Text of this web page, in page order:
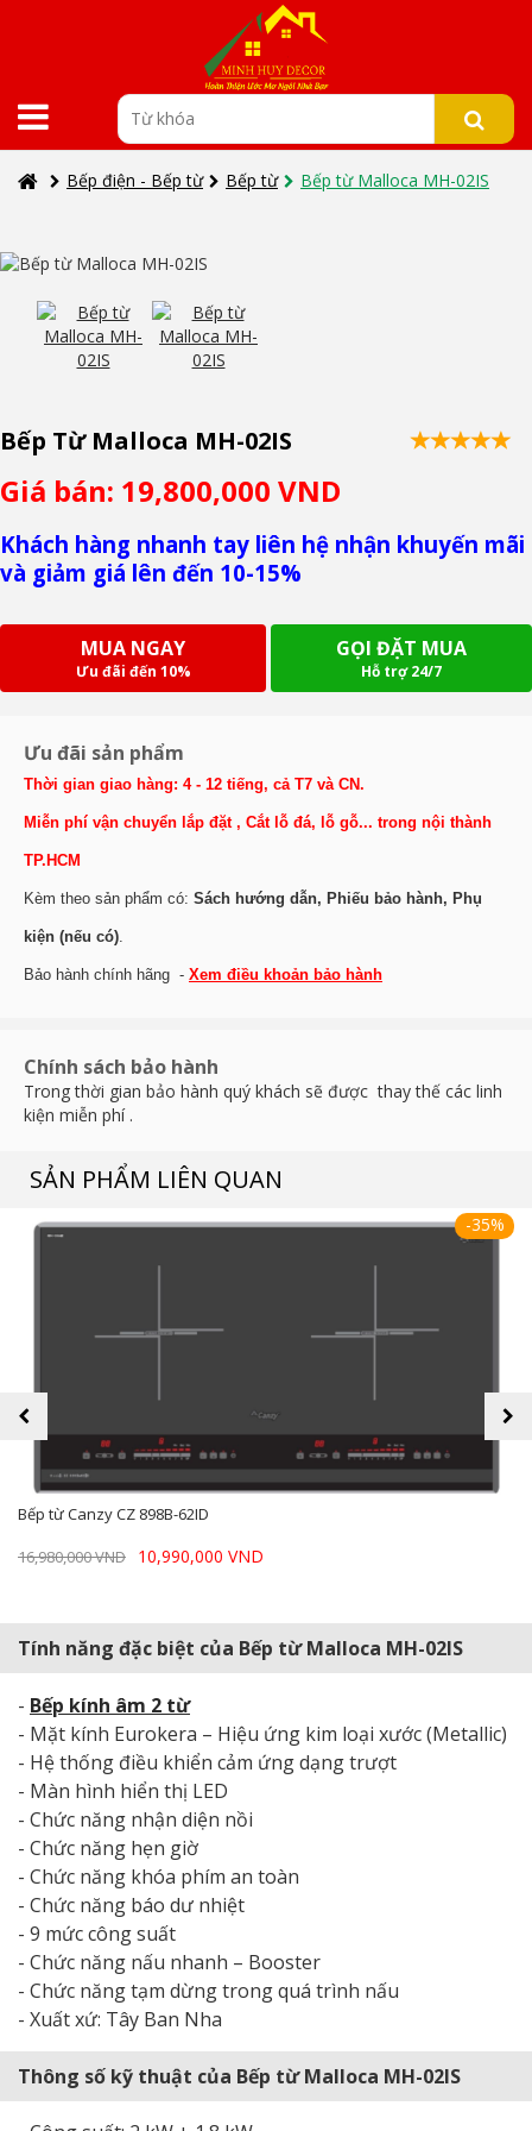
Bếp điện - Bếp từ Bếp từ Bếp từ Malloca MH-02IS
Bếp Từ Malloca MH-02IS
Giá bán: 19,800,000 VND
Khách hàng nhanh tay liên hệ nhận khuyến mãi
và giảm giá lên đến 10-15%
MUA NGAY
Ưu đãi đến 10%
GỌI ĐẶT MUA
Hỗ trợ 24/7
Ưu đãi sản phẩm
Thời gian giao hàng: 4 - 12 tiếng, cả T7 và CN.
Miễn phí vận chuyển lắp đặt , Cắt lỗ đá, lỗ gỗ... trong nội thành
TP.HCM
Kèm theo sản phẩm có: Sách hướng dẫn, Phiếu bảo hành, Phụ
kiện (nếu có).
Bảo hành chính hãng - Xem điều khoản bảo hành
Chính sách bảo hành
Trong thời gian bảo hành quý khách sẽ được thay thế các linh
kiện miễn phí .
SẢN PHẨM LIÊN QUAN
-35%
Bếp từ Canzy CZ 898B-62ID
16,980,000 VND
10,990,000 VND
prev next
Tính năng đặc biệt của Bếp từ Malloca MH-02IS
- Bếp kính âm 2 từ
- Mặt kính Eurokera – Hiệu ứng kim loại xước (Metallic)
- Hệ thống điều khiển cảm ứng dạng trượt
- Màn hình hiển thị LED
- Chức năng nhận diện nồi
- Chức năng hẹn giờ
- Chức năng khóa phím an toàn
- Chức năng báo dư nhiệt
- 9 mức công suất
- Chức năng nấu nhanh – Booster
- Chức năng tạm dừng trong quá trình nấu
- Xuất xứ: Tây Ban Nha
Thông số kỹ thuật của Bếp từ Malloca MH-02IS